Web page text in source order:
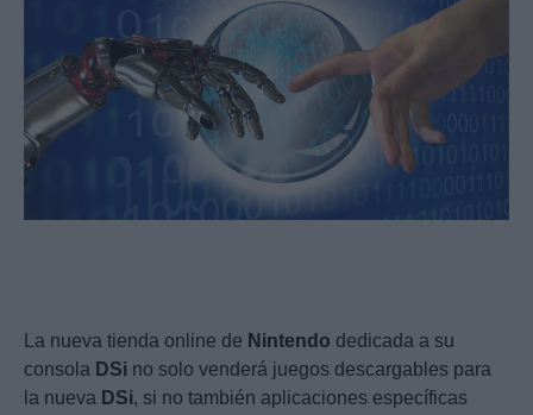
La nueva tienda online de Nintendo dedicada a su
consola DSi no solo venderá juegos descargables para
la nueva DSi, si no también aplicaciones específicas